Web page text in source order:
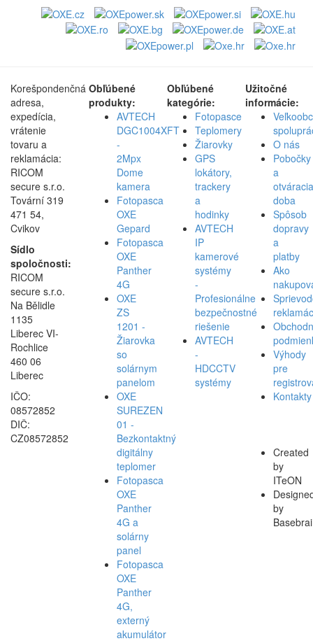
Korešpondenčná
adresa,
expedícia,
vrátenie
tovaru a
reklamácia:
RICOM
secure s.r.o.
Tovární 319
471 54,
Cvikov
Sídlo
spoločnosti:
RICOM
secure s.r.o.
Na Bělidle
1135
Liberec VI-
Rochlice
460 06
Liberec
IČO:
08572852
DIČ:
CZ08572852
Obľúbené
produkty:
AVTECH
DGC1004XFT
-
2Mpx
Dome
kamera
Fotopasca
OXE
Gepard
Fotopasca
OXE
Panther
4G
OXE
ZS
1201 -
Žiarovka
so
solárnym
panelom
OXE
SUREZEN
01 -
Bezkontaktný
digitálny
teplomer
Fotopasca
OXE
Panther
4G a
solárny
panel
Fotopasca
OXE
Panther
4G,
externý
akumulátor
Obľúbené
kategórie:
Fotopasce
Teplomery
Žiarovky
GPS
lokátory,
trackery
a
hodinky
AVTECH
IP
kamerové
systémy
-
Profesionálne
bezpečnostné
riešenie
AVTECH
-
HDCCTV
systémy
Užitočné
informácie:
O nás
Pobočky
a
otváracia
doba
Spôsob
dopravy
a
platby
Ako
Výhody
pre
Kontakty
Created
by
ITeON
by